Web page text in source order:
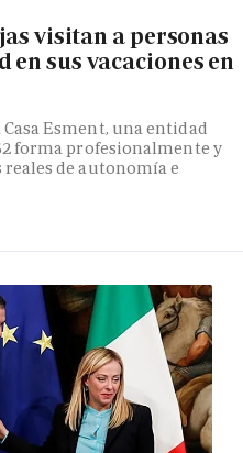
visitan a personas
en sus vacaciones en
Esment, una entidad
forma profesionalmente y
de autonomía e